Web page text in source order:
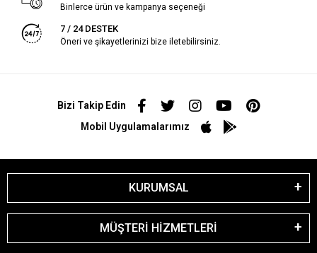
Binlerce ürün ve kampanya seçeneği
7 / 24 DESTEK
Öneri ve şikayetlerinizi bize iletebilirsiniz.
Bizi Takip Edin
Mobil Uygulamalarımız
KURUMSAL
MÜŞTERİ HİZMETLERİ